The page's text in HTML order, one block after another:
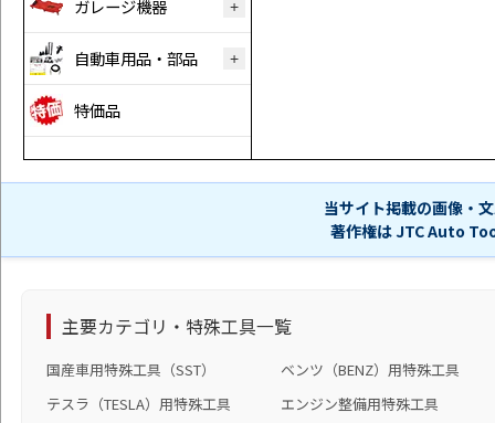
ガレージ機器
自動車用品・部品
特価品
当サイト掲載の画像・
著作権は JTC Auto
主要カテゴリ・特殊工具一覧
国産車用特殊工具（SST）
ベンツ（BENZ）用特殊工具
テスラ（TESLA）用特殊工具
エンジン整備用特殊工具